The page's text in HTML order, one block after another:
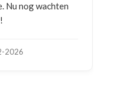
Nu nog wachten
2026